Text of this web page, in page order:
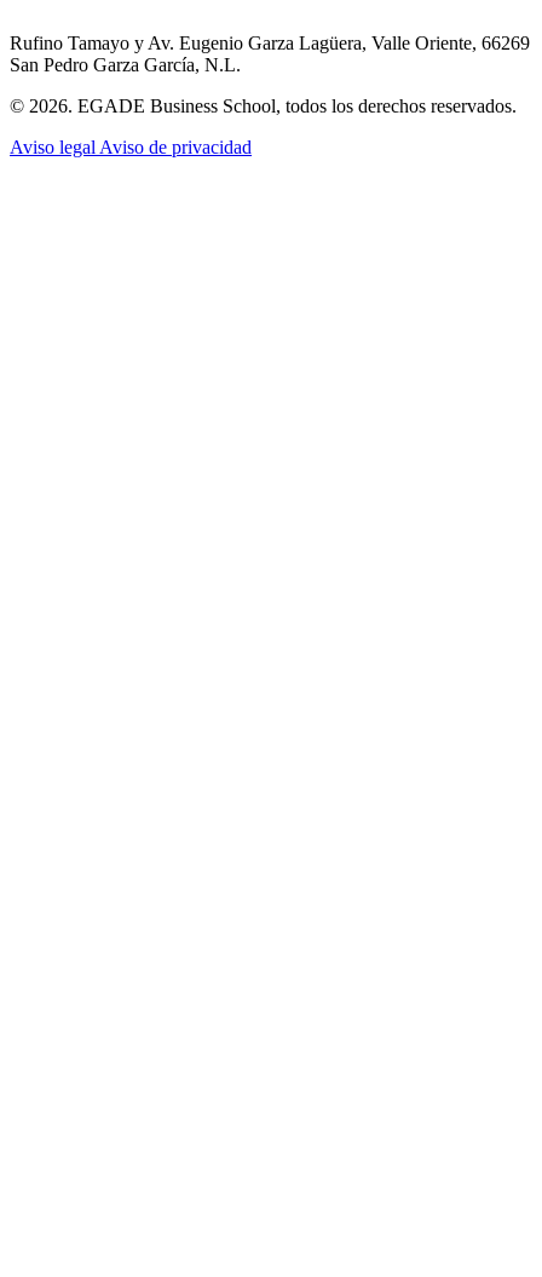
Rufino Tamayo y Av. Eugenio Garza Lagüera, Valle Oriente, 66269
San Pedro Garza García, N.L.
© 2026. EGADE Business School, todos los derechos reservados.
Aviso legal Aviso de privacidad